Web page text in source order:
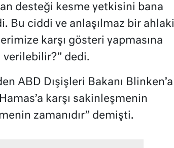
desteği kesme yetkisini bana
Bu ciddi ve anlaşılmaz bir ahlaki
karşı gösteri yapmasına
verilebilir?” dedi.
ABD Dışişleri Bakanı Blinken’a
karşı sakinleşmenin
zamanıdır” demişti.